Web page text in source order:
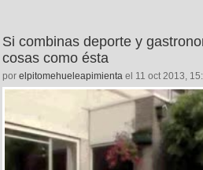
Si combinas deporte y
cosas como ésta
por elpitomehueleapimienta el 11 oct 2013,